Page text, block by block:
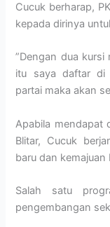
Cucuk berharap,
kepada dirinya
”Dengan dua
itu saya daftar di
partai maka akan
Apabila mendapat
Blitar, Cucuk
baru dan kemajuan
Salah satu
pengembangan